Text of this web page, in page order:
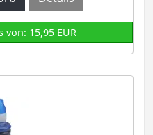
von: 15,95 EUR